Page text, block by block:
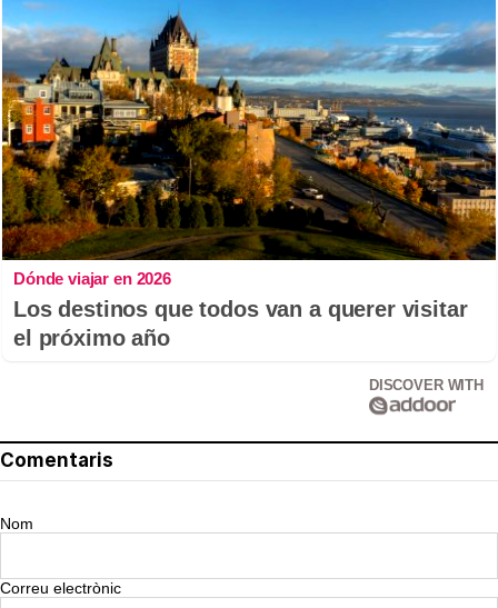
Dónde viajar en 2026
Los destinos que todos van a querer visitar
el próximo año
DISCOVER WITH
Comentaris
Nom
Correu electrònic